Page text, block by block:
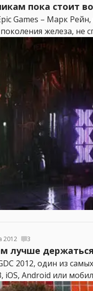
пока стоит
Games – Марк
железа,
2012 3
лучше
2012, один из
iOS, Android или